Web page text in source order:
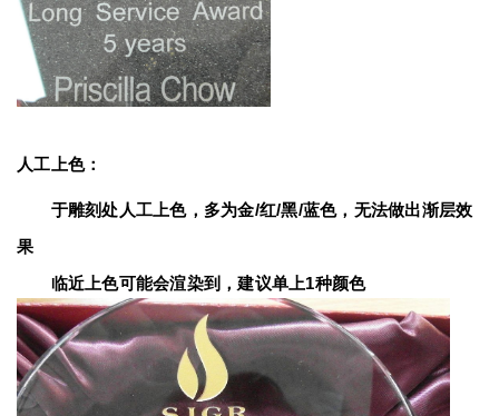
人工上色：
于雕刻处人工上色，多为金/红/黑/蓝色，无法做出渐层效
果
临近上色可能会渲染到，建议单上1种颜色